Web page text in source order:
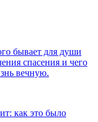
бывает для души
спасения и чего
вечную.
как это было